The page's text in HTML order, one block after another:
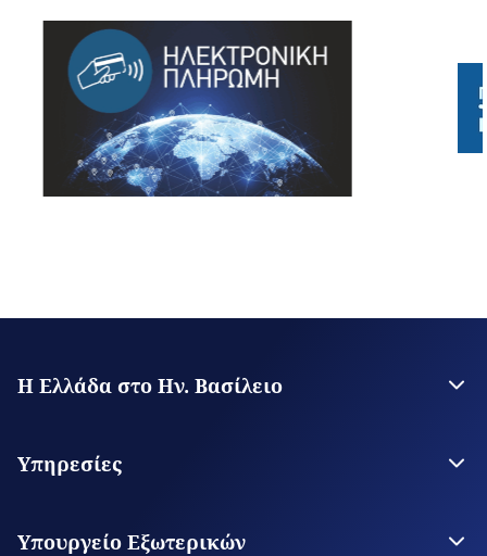
Η Ελλάδα στο Ην. Βασίλειο
Γενικό Προξενείο Μάντσεστερ
Υπηρεσίες
Υπηρεσίες για τον πολίτη
Υπουργείο Εξωτερικών